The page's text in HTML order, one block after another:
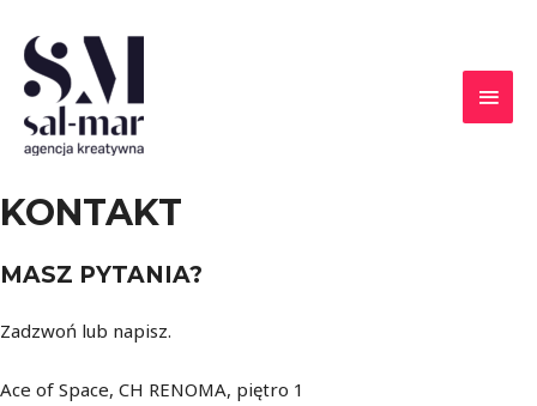
KONTAKT
MASZ PYTANIA?
Zadzwoń lub napisz.
Ace of Space, CH RENOMA, piętro 1